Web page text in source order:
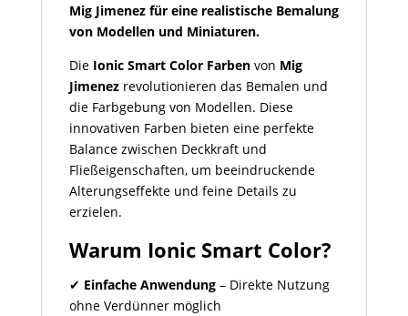
Mig Jimenez für eine realistische Bemalung
von Modellen und Miniaturen.
Die Ionic Smart Color Farbenvon Mig
Jimenezrevolutionieren das Bemalen und
die Farbgebung von Modellen. Diese
innovativen Farben bieten eine perfekte
Balance zwischen Deckkraft und
Fließeigenschaften, um beeindruckende
Alterungseffekte und feine Details zu
erzielen.
Warum Ionic Smart Color?
✔ Einfache Anwendung– Direkte Nutzung
ohne Verdünner möglich